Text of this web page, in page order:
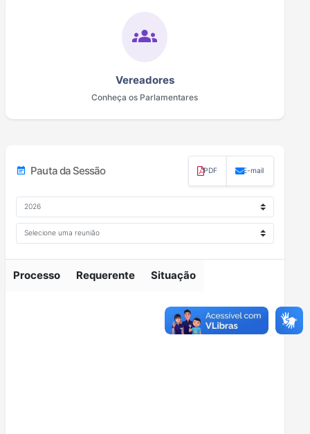
groups
Vereadores
Conheça os Parlamentares
event_note Pauta da Sessão PDF E-mail
Selecione o ano da sessão
Selecione a reunião
Processo Requerente Situação